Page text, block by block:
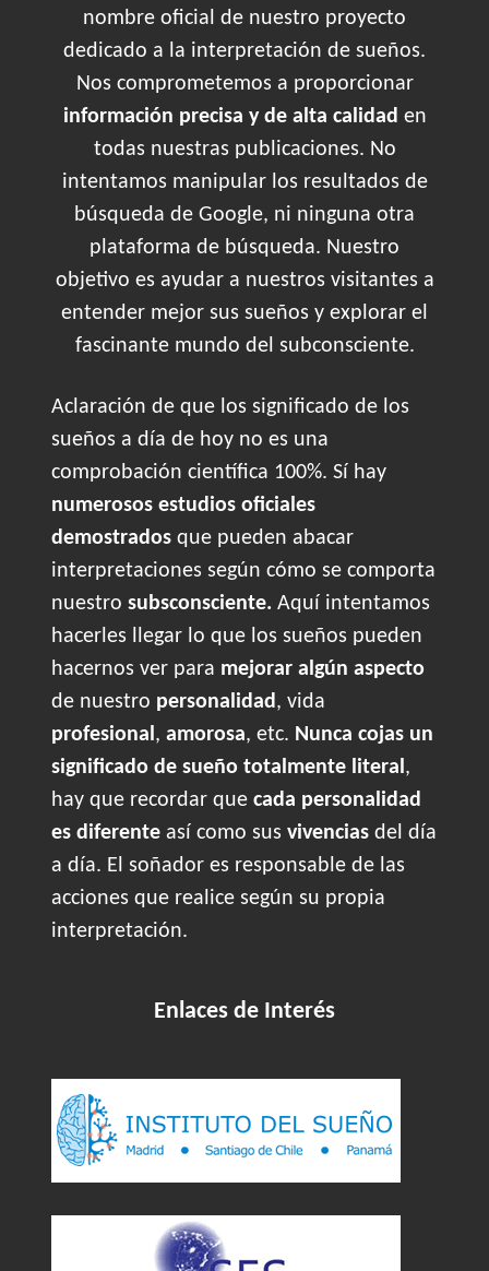
nombre oficial de nuestro proyecto
dedicado a la interpretación de sueños.
Nos comprometemos a proporcionar
información precisa y de alta calidad en
todas nuestras publicaciones. No
intentamos manipular los resultados de
búsqueda de Google, ni ninguna otra
plataforma de búsqueda. Nuestro
objetivo es ayudar a nuestros visitantes a
entender mejor sus sueños y explorar el
fascinante mundo del subconsciente.
Aclaración de que los significado de los
sueños a día de hoy no es una
comprobación científica 100%. Sí hay
numerosos estudios oficiales
demostrados que pueden abacar
interpretaciones según cómo se comporta
nuestro subsconsciente. Aquí intentamos
hacerles llegar lo que los sueños pueden
hacernos ver para mejorar algún aspecto
de nuestro personalidad, vida
profesional, amorosa, etc. Nunca cojas un
significado de sueño totalmente literal,
hay que recordar que cada personalidad
es diferente así como sus vivencias del día
a día. El soñador es responsable de las
acciones que realice según su propia
interpretación.
Enlaces de Interés